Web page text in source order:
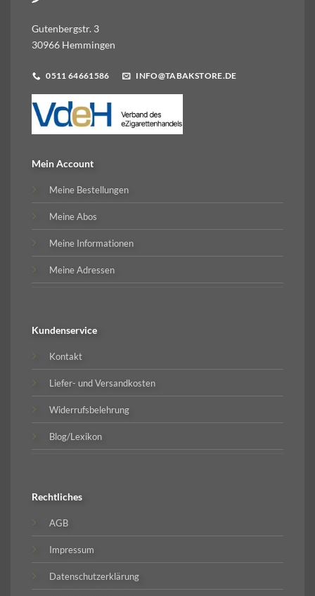
Gutenbergstr. 3
30966 Hemmingen
0511 64661586 INFO@TABAKSTORE.DE
Mein Account
Meine Bestellungen
Meine Abos
Meine Informationen
Meine Adressen
Kundenservice
Kontakt
Liefer- und Versandkosten
Widerrufsbelehrung
Blog/Lexikon
Rechtliches
AGB
Impressum
Datenschutzerklärung